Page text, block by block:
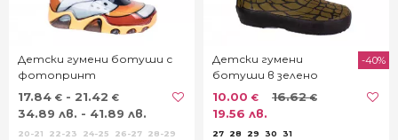
Детски гумени ботуши с
фотопринт
17.84 € - 21.42 €
34.89 лв. - 41.89 лв.
20-21 22-23 24-25 26-27
28-29
Детски гумени
ботуши в зелено
-40%
10.00 €
19.56 лв.
16.62€
27 28 29 30 31